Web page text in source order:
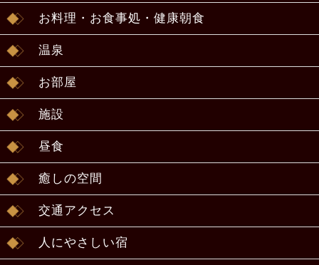
お料理・お食事処・健康朝食
温泉
お部屋
施設
昼食
癒しの空間
交通アクセス
人にやさしい宿